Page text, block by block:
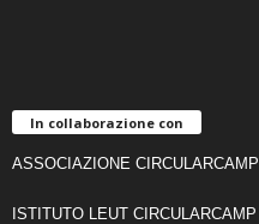
In collaborazione con
ASSOCIAZIONE CIRCULARCAMP
ISTITUTO LEUT CIRCULARCAMP